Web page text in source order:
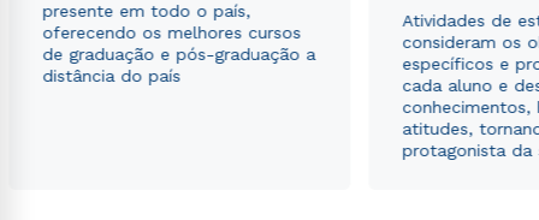
presente em todo o país,
oferecendo os melhores cursos
de graduação e pós-graduação a
distância do país
Atividades de
consideram os
específicos e
cada aluno e
conhecimentos,
atitudes,
protagonista da